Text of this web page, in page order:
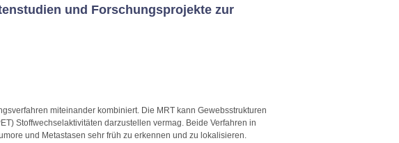
und Forschungsprojekte zur
miteinander kombiniert. Die MRT kann Gewebsstrukturen
Stoffwechselaktivitäten darzustellen vermag. Beide Verfahren in
und Metastasen sehr früh zu erkennen und zu lokalisieren.